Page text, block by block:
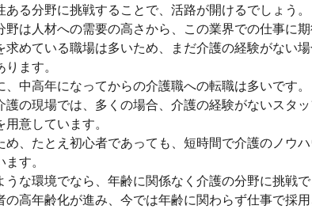
ある分野に挑戦することで、活路が開けるでしょう。
野は人材への需要の高さから、この業界での仕事に期
求めている職場は多いため、まだ介護の経験がない
ます。
、中高年になってからの介護職への転職は多いです。
護の現場では、多くの場合、介護の経験がないスタ
用意しています。
め、たとえ初心者であっても、短時間で介護のノウ
す。
うな環境でなら、年齢に関係なく介護の分野に挑戦で
の高年齢化が進み、今では年齢に関わらず仕事で採